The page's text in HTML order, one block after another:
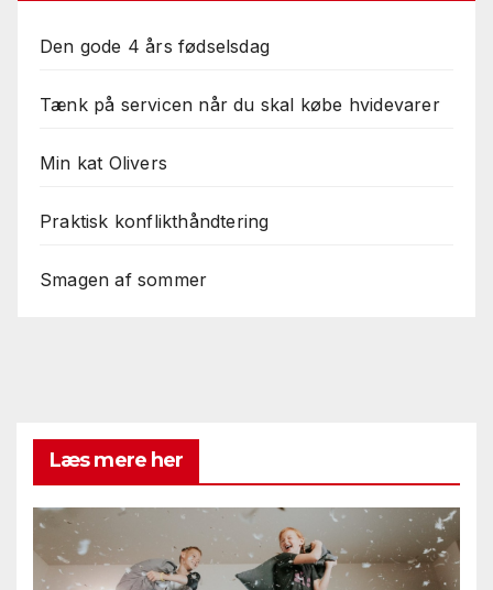
Den gode 4 års fødselsdag
Tænk på servicen når du skal købe hvidevarer
Min kat Olivers
Praktisk konflikthåndtering
Smagen af sommer
Læs mere her